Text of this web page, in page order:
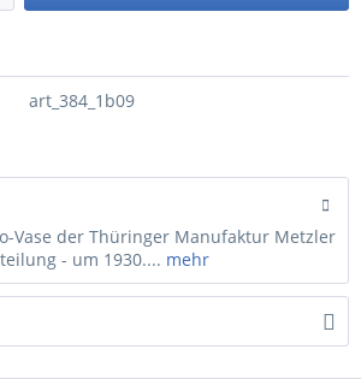
art_384_1b09
Vase der Thüringer Manufaktur Metzler
- um 1930.... mehr